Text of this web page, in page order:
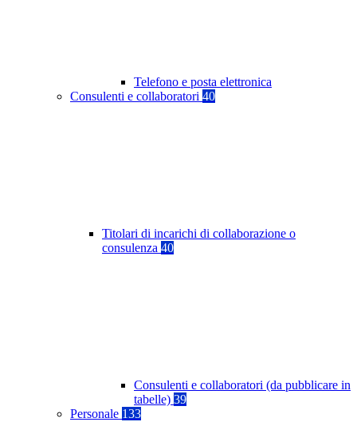
Telefono e posta elettronica
Consulenti e collaboratori 40
Titolari di incarichi di collaborazione o
consulenza 40
Consulenti e collaboratori (da pubblicare in
tabelle) 39
Personale 133